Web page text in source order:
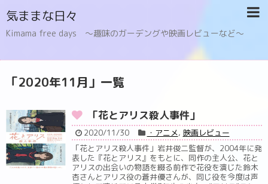
気ままな日々
Kimama free days 〜趣味のガーデングや映画レビューなど〜
「2020年11月 」 一覧
「花とアリス殺人事件」
2020/11/30 ・アニメ, 映画レビュー
「花とアリス殺人事件」岩井俊二監督が、2004年に発
表した『花とアリス』をもとに、同作の主人公、花と
アリスの出会いの物語を綴る前作で花役を演じた鈴木
杏さんとアリス役の蒼井優さんが、同じ役を今度は声